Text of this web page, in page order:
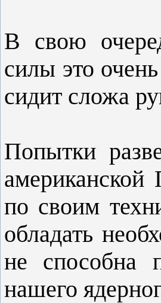
В свою
силы это
сидит сложа
Попытки
по своим
обладать
не способна
нашего